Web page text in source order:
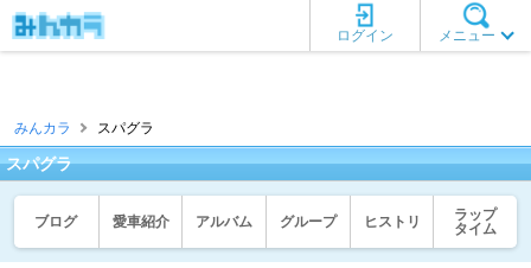
メニュー
ログイン
みんカラ スパグラ
スパグラ
ブログ 愛車紹介 アルバム グループ ヒストリ
ラップ
タイム